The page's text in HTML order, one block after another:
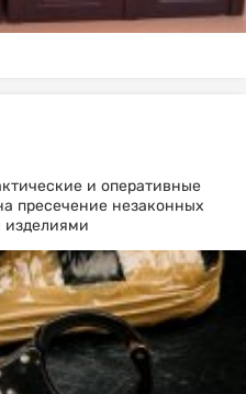
и оперативные
пресечение незаконных
изделиями